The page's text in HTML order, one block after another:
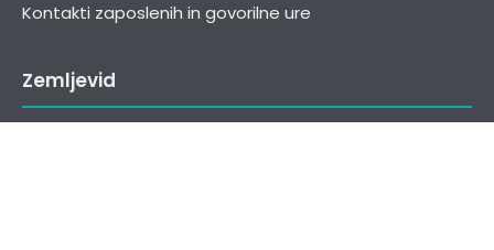
Kontakti zaposlenih in govorilne ure
Zemljevid